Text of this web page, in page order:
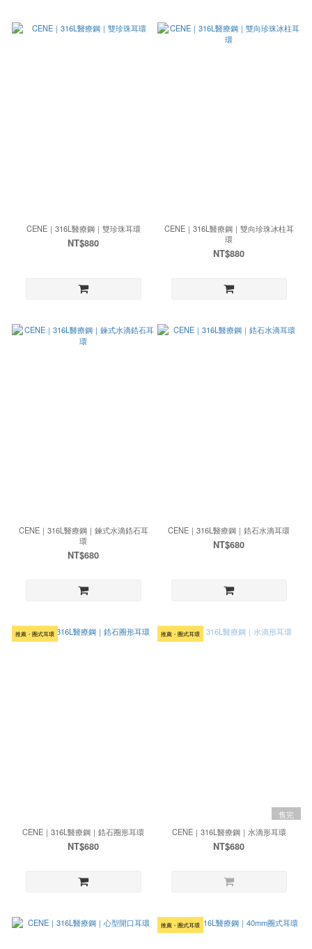
CENE｜316L醫療鋼｜雙珍珠耳環
NT$880
CENE｜316L醫療鋼｜雙向珍珠冰柱耳
環
NT$880
CENE｜316L醫療鋼｜鍊式水滴鋯石耳
環
NT$680
CENE｜316L醫療鋼｜鋯石水滴耳環
NT$680
推薦・圈式耳環
CENE｜316L醫療鋼｜鋯石圈形耳環
NT$680
推薦・圈式耳環
售完
CENE｜316L醫療鋼｜水滴形耳環
NT$680
推薦・圈式耳環